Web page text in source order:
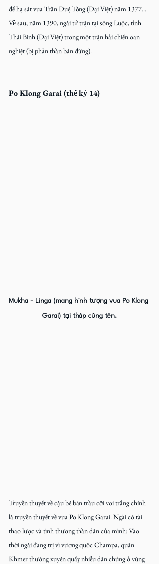
để hạ sát vua Trần Duệ Tông (Đại Việt) năm 1377...
Về sau, năm 1390, ngài tử trận tại sông Luộc, tỉnh
Thái Bình (Đại Việt) trong một trận hải chiến oan
nghiệt (bị phản thần bán đứng).
Po Klong Garai (thế kỷ 14)
Mukha - Linga (mang hình tượng vua Po Klong
Garai) tại tháp cùng tên.
Truyền thuyết về cậu bé bán trầu cỡi voi trắng chính
là truyền thuyết về vua Po Klong Garai. Ngài có tài
thao lược và tình thương thần dân của mình: Vào
thời ngài đang trị vì vương quốc Champa, quân
Khmer thường xuyên quấy nhiễu dân chúng ở vùng